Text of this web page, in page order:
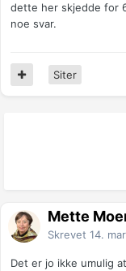
dette her skjedde for
noe svar.
Siter
Mette
Skrevet 14.
Det er jo ikke umulig